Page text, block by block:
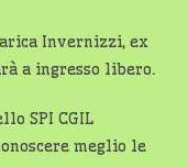
Invernizzi, ex
a ingresso libero.
SPI CGIL
meglio le